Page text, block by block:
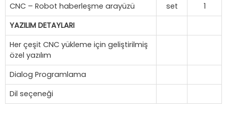
CNC – Robot haberleşme arayüzü
set
1
YAZILIM DETAYLARI
Her çeşit CNC yükleme için geliştirilmiş
özel yazılım
Dialog Programlama
Dil seçeneği